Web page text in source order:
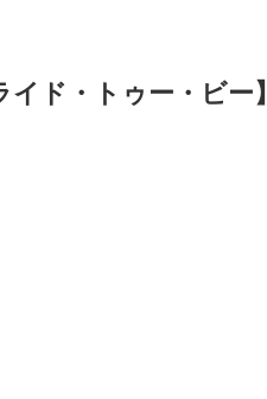
ド・トゥー・ビー】